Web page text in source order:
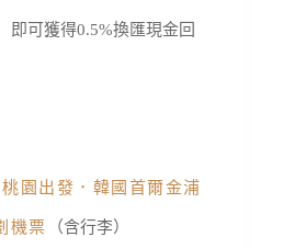
即可獲得0.5%換匯現金回
園出發．韓國首爾金浦
機票 （含行李）